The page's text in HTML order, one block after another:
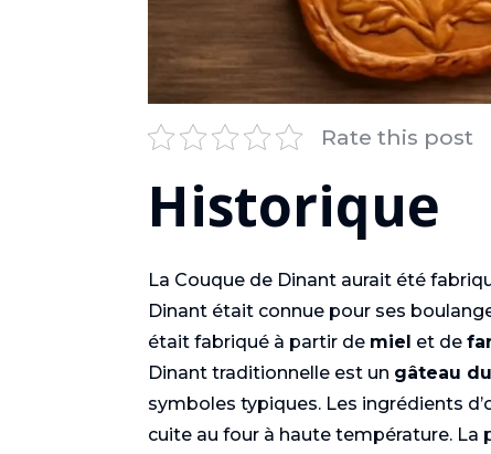
Rate this post
Historique
La Couque de Dinant aurait été
Dinant était connue pour ses
était fabriqué à partir de miel et de
Dinant traditionnelle est un gâteau
symboles typiques. Les ingrédients
cuite au four à haute température. La